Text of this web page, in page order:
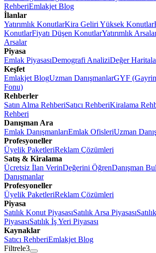
RehberiEmlakjet Blog
İlanlar
Yatırımlık KonutlarKira Geliri Yüksek Konutlar
KonutlarFiyatı Düşen KonutlarYatırımlık
Arsalar
Piyasa
Emlak PiyasasıDemografi AnaliziDeğer
Keşfet
Emlakjet BlogUzman DanışmanlarGYF
Fonu)
Rehberler
Satın Alma RehberiSatıcı RehberiKiralama
Rehberi
Danışman Ara
Emlak DanışmanlarıEmlak OfisleriUzman
Profesyoneller
Üyelik PaketleriReklam Çözümleri
Satış & Kiralama
Ücretsiz İlan VerinDeğerini ÖğrenDanışman Bul
Danışmanlar
Profesyoneller
Üyelik PaketleriReklam Çözümleri
Piyasa
Satılık Konut PiyasasıSatılık Arsa Piyasası
PiyasasıSatılık İş Yeri Piyasası
Kaynaklar
Satıcı RehberiEmlakjet Blog
Filtrele3